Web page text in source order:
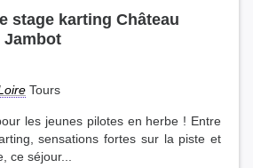
stage karting Château
Jambot
Tours
les jeunes pilotes en herbe ! Entre
sensations fortes sur la piste et
ce séjour...